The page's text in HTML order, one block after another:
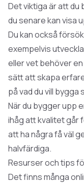
Det viktiga är att du
du senare kan visa
Du kan också
exempelvis
eller vet behöver
sätt att skapa
på vad du vill bygga
När du bygger upp
ihåg att kvalitet går
att ha några få väl
halvfärdiga.
Resurser och tips
Det finns många